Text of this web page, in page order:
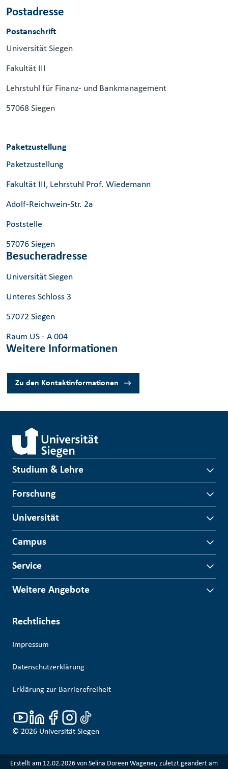
Postadresse
Postanschrift
Universität Siegen
Fakultät III
Lehrstuhl für Finanz- und Bankmanagement
57068 Siegen
Paketzustellung
Paketzustellung
Fakultät III, Lehrstuhl Prof. Wiedemann
Adolf-Reichwein-Str. 2a
Poststelle
57076 Siegen
Besucheradresse
Universität Siegen
Unteres Schloss 3
57072 Siegen
Raum US - A 004
Weitere Informationen
Zu den Kontaktinformationen
Studium & Lehre
Forschung
Universität
Campus
Service
Weitere Angebote
Rechtliches
Impressum
Datenschutzerklärung
Erklärung zur Barrierefreiheit
© 2026 Universität Siegen
Erstellt am 12.02.2026 von Selina Doreen Wagener, zuletzt geändert am